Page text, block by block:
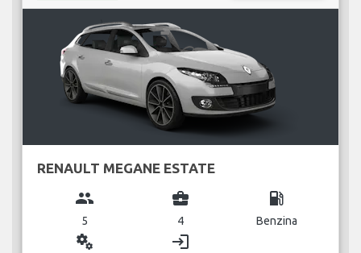
RENAULT MEGANE ESTATE
group
5
business_center
4
local_gas_station
Benzina
miscellaneous_services login